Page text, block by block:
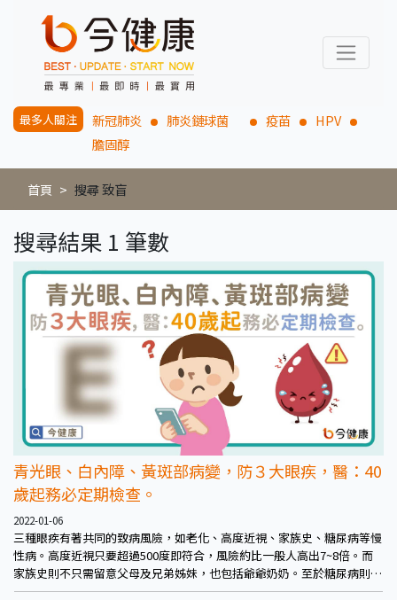
最多人關注 新冠肺炎 肺炎鏈球菌 疫苗
HPV
膽固醇
首頁 搜尋 致盲
搜尋結果 1 筆數
青光眼、白內障、黃斑部病變，防３大眼疾，醫：40
歲起務必定期檢查。
2022-01-06
三種眼疾有著共同的致病風險，如老化、高度近視、家族史、糖尿病等慢
性病。高度近視只要超過500度即符合，風險約比一般人高出7~8倍。而
家族史則不只需留意父母及兄弟姊妹，也包括爺爺奶奶。至於糖尿病則會
影響全身器官，也包括整組眼部健康。